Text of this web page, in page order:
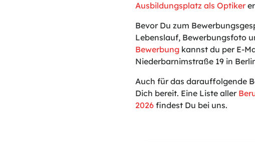
Ausbildungsplatz als Optiker
Bevor Du zum
Lebenslauf, Bewerbungsfoto
Bewerbung kannst du per E-
Niederbarnimstraße 19 in
Auch für das darauffolgende
Dich bereit. Eine Liste aller
2026 findest Du bei uns.